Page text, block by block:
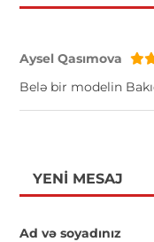
Aysel Qasımova
Belə bir modelin
YENI MESAJ
Ad və soyadınız